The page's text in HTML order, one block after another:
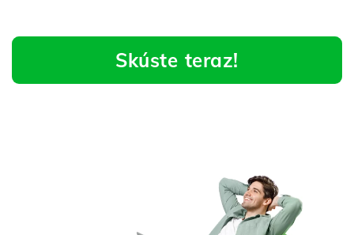
Skúste teraz!